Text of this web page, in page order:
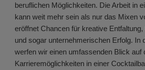
beruflichen Möglichkeiten. Die Arbeit in
kann weit mehr sein als nur das Mixen
eröffnet Chancen für kreative
und sogar unternehmerischen Erfolg. In
werfen wir einen umfassenden Blick auf
Karrieremöglichkeiten in einer